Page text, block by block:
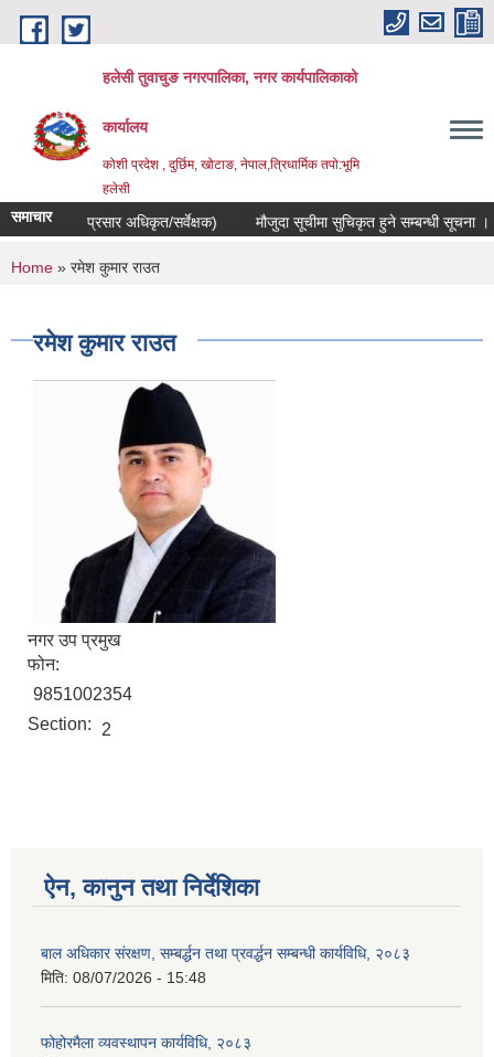
Skip to main content
हलेसी तुवाचुङ नगरपालिका, नगर कार्यपालिकाको
कार्यालय
कोशी प्रदेश , दुर्छिम, खोटाङ, नेपाल,त्रिधार्मिक तपो:भूमि
हलेसी
समाचार
! (कृषि प्रसार अधिकृत/सर्वेक्षक) मौजुदा सूचीमा सुचिकृत हुने सम्बन्धी सूचना ।
You are here
Home » रमेश कुमार राउत
रमेश कुमार राउत
नगर उप प्रमुख
फोन:
9851002354
Section:
2
ऐन, कानुन तथा निर्देशिका
बाल अधिकार संरक्षण, सम्बर्द्धन तथा प्रवर्द्धन सम्बन्धी कार्यविधि, २०८३
मिति: 08/07/2026 - 15:48
फोहोरमैला व्यवस्थापन कार्यविधि, २०८३